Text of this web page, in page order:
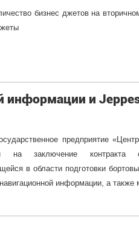
бизнес джетов на
информации и
предприятие
на заключение
в области подготовки
информации, а также